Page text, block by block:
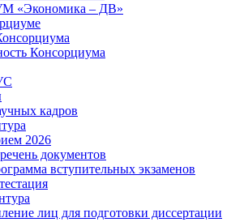
– ДВ»
Консорциума
кадров
2026
документов
вступительных экзаменов
лиц для подготовки диссертации